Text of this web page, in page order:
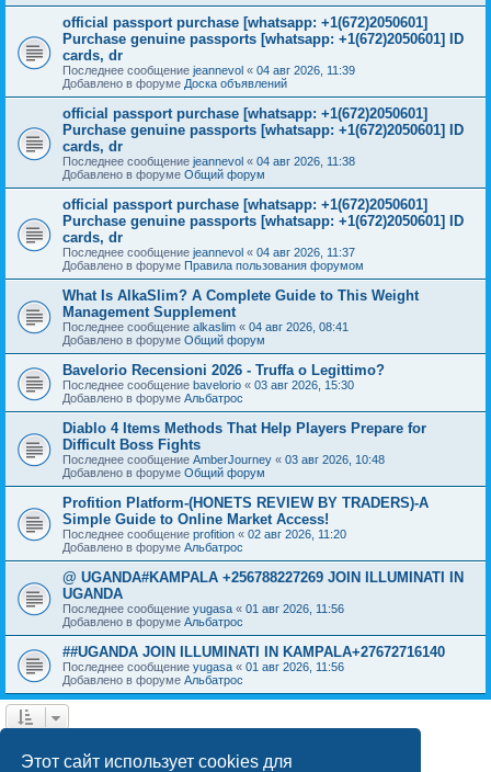
Этот сайт использует cookies для
official passport purchase [whatsapp: +1(672)2050601]
Purchase genuine passports [whatsapp: +1(672)2050601] ID
cards, dr
Последнее сообщение jeannevol « 04 авг 2026, 11:39
Добавлено в форуме Доска объявлений
official passport purchase [whatsapp: +1(672)2050601]
Purchase genuine passports [whatsapp: +1(672)2050601] ID
cards, dr
Последнее сообщение jeannevol « 04 авг 2026, 11:38
Добавлено в форуме Общий форум
official passport purchase [whatsapp: +1(672)2050601]
Purchase genuine passports [whatsapp: +1(672)2050601] ID
cards, dr
Последнее сообщение jeannevol « 04 авг 2026, 11:37
Добавлено в форуме Правила пользования форумом
What Is AlkaSlim? A Complete Guide to This Weight
Management Supplement
Последнее сообщение alkaslim « 04 авг 2026, 08:41
Добавлено в форуме Общий форум
Bavelorio Recensioni 2026 - Truffa o Legittimo?
Последнее сообщение bavelorio « 03 авг 2026, 15:30
Добавлено в форуме Альбатрос
Diablo 4 Items Methods That Help Players Prepare for
Difficult Boss Fights
Последнее сообщение AmberJourney « 03 авг 2026, 10:48
Добавлено в форуме Общий форум
Profition Platform-(HONETS REVIEW BY TRADERS)-A
Simple Guide to Online Market Access!
Последнее сообщение profition « 02 авг 2026, 11:20
Добавлено в форуме Альбатрос
@ UGANDA#KAMPALA +256788227269 JOIN ILLUMINATI IN
UGANDA
Последнее сообщение yugasa « 01 авг 2026, 11:56
Добавлено в форуме Альбатрос
##UGANDA JOIN ILLUMINATI IN KAMPALA+27672716140
Последнее сообщение yugasa « 01 авг 2026, 11:56
Добавлено в форуме Альбатрос